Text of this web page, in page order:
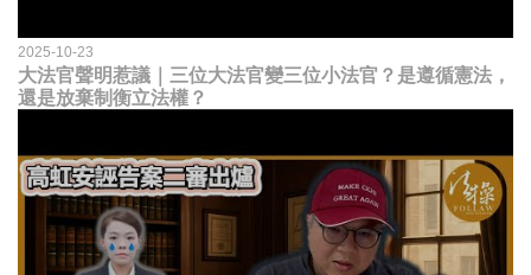
2025-10-23
大法官聲明惹議｜三位大法官變三位小法官？是遵循憲法，
還是放棄制衡立法權？